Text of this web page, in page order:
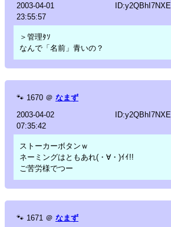
2003-04-01
23:55:57
ID:y2QBhI7NXE
＞管理ﾀｿ
なんで「名前」青いの？
🐾 1670 ＠ なまず
2003-04-02
07:35:42
ID:y2QBhI7NXE
ストーカーボタンｗ
ネーミングはともあれ(・∀・)ｲｲ!!
ご苦労様でつー
🐾 1671 ＠ なまず